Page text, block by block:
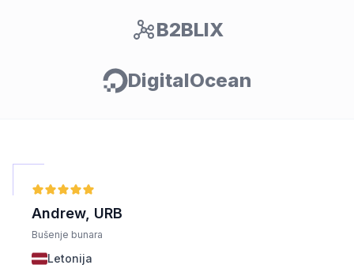
B2BLIX
DigitalOcean
Andrew, URB
Bušenje bunara
Letonija